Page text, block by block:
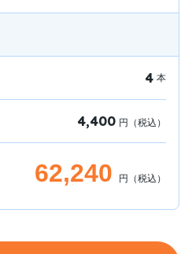
4 本
4,400 円（税込）
62,240 円（税込）